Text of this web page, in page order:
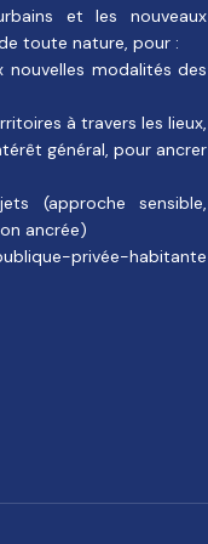
et les nouveaux
toute nature, pour :
nouvelles modalités des
à travers les lieux,
général, pour ancrer
(approche sensible,
ancrée)
privée-habitante